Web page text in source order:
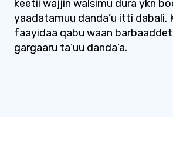
keetii wajjin walsimu dura ykn
yaadatamuu danda’u itti dabali.
faayidaa qabu waan
gargaaru ta’uu danda’a.